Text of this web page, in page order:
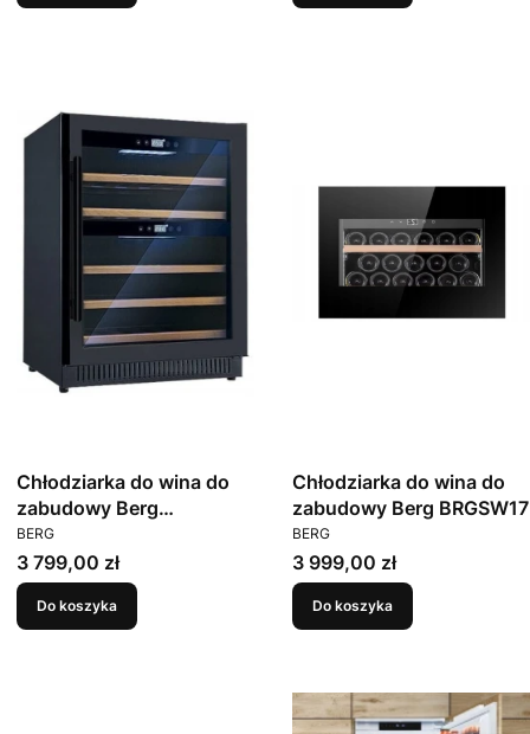
Chłodziarka do wina do
zabudowy Berg
BRGSW40L
PRODUCENT
BERG
Cena
3 799,00 zł
Do koszyka
Chłodziarka do wina do
zabudowy Berg BRGSW17
PRODUCENT
BERG
Cena
3 999,00 zł
Do koszyka